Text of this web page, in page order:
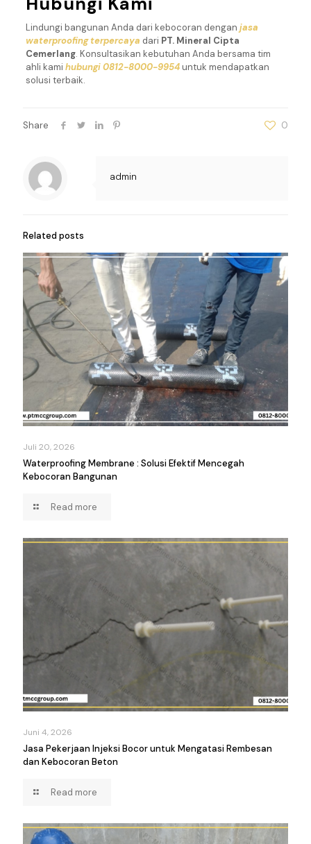
Lindungi bangunan Anda dari kebocoran dengan jasa
waterproofing terpercaya dari PT. Mineral Cipta
Cemerlang. Konsultasikan kebutuhan Anda bersama tim
ahli kami hubungi 0812-8000-9954untuk mendapatkan
solusi terbaik.
Share 0
admin
Related posts
Juli 20, 2026
Waterproofing Membrane : Solusi Efektif Mencegah
Kebocoran Bangunan
Read more
Juni 4, 2026
Jasa Pekerjaan Injeksi Bocor untuk Mengatasi Rembesan
dan Kebocoran Beton
Read more